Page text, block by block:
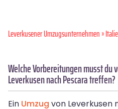
Leverkusener Umzugsunternehmen»
Welche Vorbereitungen musst du
Leverkusen nach Pescara treffen?
Ein Umzug von Leverkusen